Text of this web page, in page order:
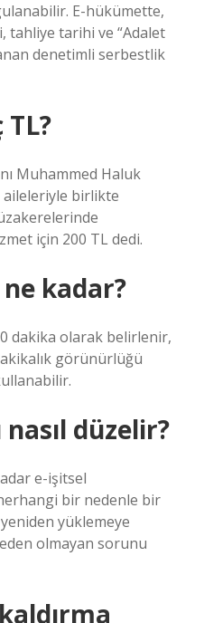
E-hükümette,
tahliye tarihi ve “Adalet
denetimli serbestlik
Muhammed Haluk
aileleriyle birlikte
için 200 TL dedi.
kadar?
dakika olarak belirlenir,
görünürlüğü
düzelir?
e-işitsel
bir nedenle bir
yüklemeye
olmayan sorunu